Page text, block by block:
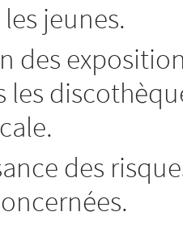
jeunes.
des
les
des